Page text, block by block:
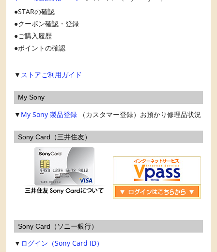
STARの確認
クーポン確認・登録
ご購入履歴
ポイントの確認
▼ ストアご利用ガイド
My Sony
▼ My Sony 製品登録 （カスタマー登録）お預かり修理品状況
Sony Card（三井住友）
Sony Card（ソニー銀行）
▼ ログイン（Sony Card ID）